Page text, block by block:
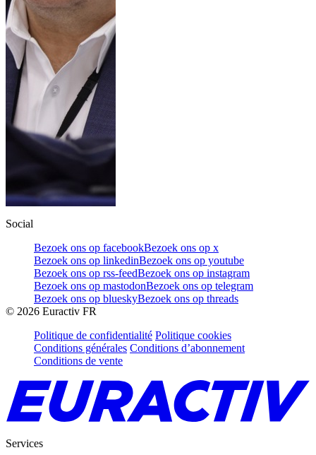
Social
Bezoek ons op facebookBezoek ons op x
Bezoek ons op linkedinBezoek ons op youtube
Bezoek ons op rss-feedBezoek ons op instagram
Bezoek ons op mastodonBezoek ons op telegram
Bezoek ons op blueskyBezoek ons op threads
© 2026 Euractiv FR
Politique de confidentialité Politique cookies
Conditions générales Conditions d’abonnement
Conditions de vente
Services